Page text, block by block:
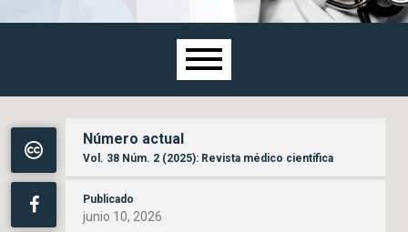
Menú principal
Número actual
Vol. 38 Núm. 2 (2025): Revista médico científica
Publicado
junio 10, 2026